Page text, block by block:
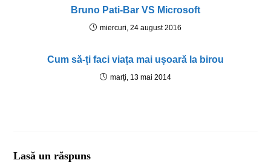
Bruno Pati-Bar VS Microsoft
miercuri, 24 august 2016
Cum să-ți faci viața mai ușoară la birou
marți, 13 mai 2014
Lasă un răspuns